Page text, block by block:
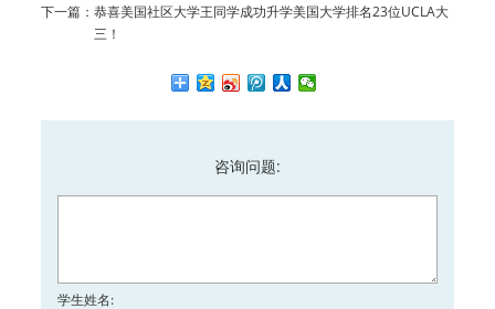
下一篇： 恭喜美国社区大学王同学成功升学美国大学排名23位UCLA大
三！
咨询问题:
学生姓名: